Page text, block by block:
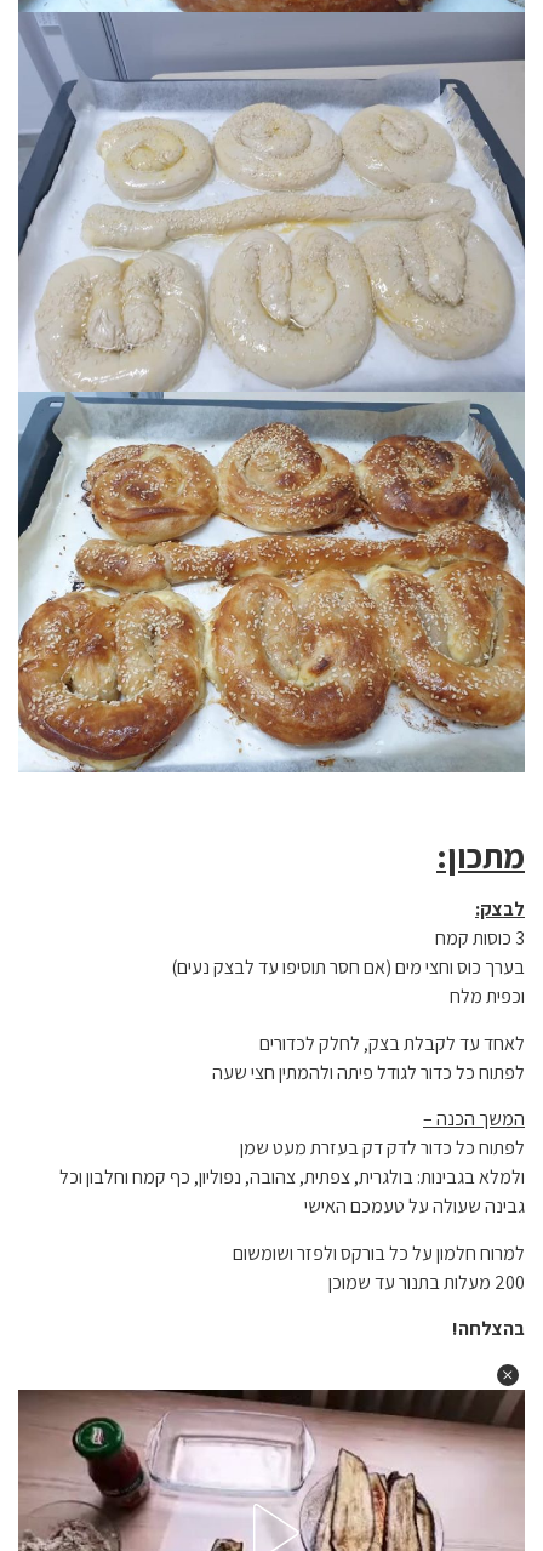
מתכון:
לבצק:
3 כוסות קמח
בערך כוס וחצי מים (אם חסר תוסיפו עד לבצק נעים)
וכפית מלח
לאחד עד לקבלת בצק, לחלק לכדורים
לפתוח כל כדור לגודל פיתה ולהמתין חצי שעה
המשך הכנה –
לפתוח כל כדור לדק דק בעזרת מעט שמן
ולמלא בגבינות: בולגרית, צפתית, צהובה, נפוליון, כף קמח וחלבון וכל
גבינה שעולה על טעמכם האישי
למרוח חלמון על כל בורקס ולפזר ושומשום
200 מעלות בתנור עד שמוכן
בהצלחה!